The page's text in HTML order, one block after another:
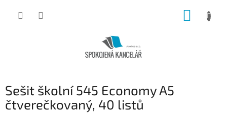
Sešit školní 545 Economy A5
čtverečkovaný, 40 listů